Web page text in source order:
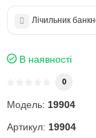
Лічильник
В наявності
0
Модель: 19904
Артикул: 19904